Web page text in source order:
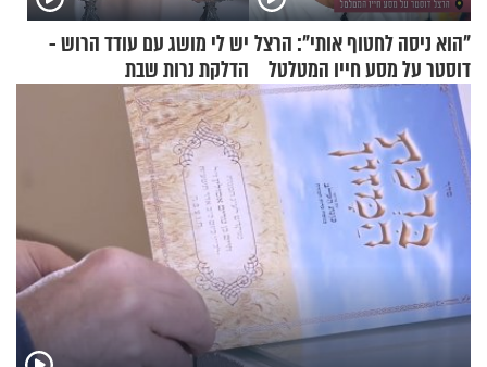
"הוא ניסה לחטוף אותי": הרצל
דוסטר על מסע חייו המטלטל
יש לי מושג עם עודד הרוש -
הדלקת נרות שבת